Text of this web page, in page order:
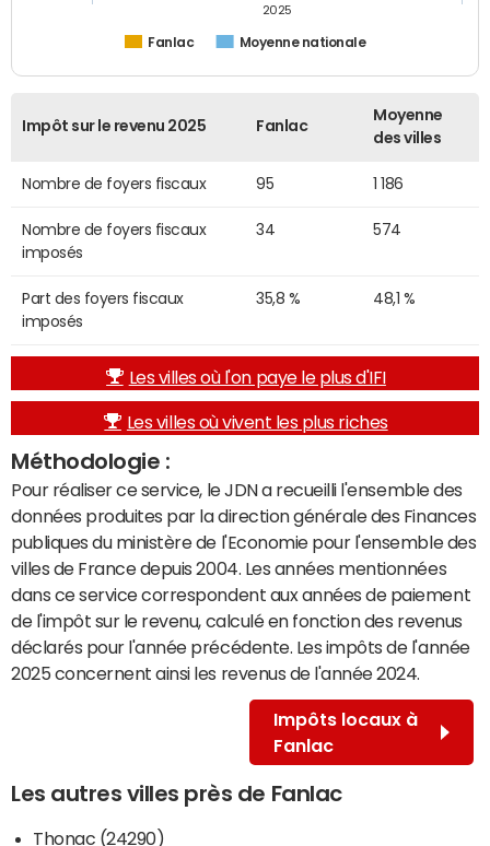
Fanlac Moyenne nationale
2025
Impôt sur le revenu 2025 Fanlac
Moyenne
des villes
Nombre de foyers fiscaux 95 1 186
Nombre de foyers fiscaux
imposés
34 574
Part des foyers fiscaux
imposés
35,8 % 48,1 %
Les villes où l'on paye le plus d'IFI
Les villes où vivent les plus riches
Méthodologie :
Pour réaliser ce service, le JDN a recueilli l'ensemble des
données produites par la direction générale des Finances
publiques du ministère de l'Economie pour l'ensemble des
villes de France depuis 2004. Les années mentionnées
dans ce service correspondent aux années de paiement
de l'impôt sur le revenu, calculé en fonction des revenus
déclarés pour l'année précédente. Les impôts de l'année
2025 concernent ainsi les revenus de l'année 2024.
Impôts locaux à
Fanlac
Les autres villes près de Fanlac
Thonac (24290)